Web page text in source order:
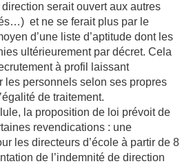
direction serait ouvert aux autres
et ne se ferait plus par le
d’une liste d’aptitude dont les
ultérieurement par décret. Cela
à profil laissant
les personnels selon ses propres
de traitement.
la proposition de loi prévoit de
revendications : une
les directeurs d’école à partir de 8
de l’indemnité de direction